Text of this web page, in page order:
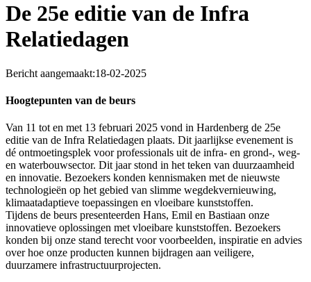
De 25e editie van de Infra
Relatiedagen
Bericht aangemaakt:18-02-2025
Hoogtepunten van de beurs
Van 11 tot en met 13 februari 2025 vond in Hardenberg de 25e
editie van de Infra Relatiedagen plaats. Dit jaarlijkse evenement is
dé ontmoetingsplek voor professionals uit de infra- en grond-, weg-
en waterbouwsector. Dit jaar stond in het teken van duurzaamheid
en innovatie. Bezoekers konden kennismaken met de nieuwste
technologieën op het gebied van slimme wegdekvernieuwing,
klimaatadaptieve toepassingen en vloeibare kunststoffen.
Tijdens de beurs presenteerden Hans, Emil en Bastiaan onze
innovatieve oplossingen met vloeibare kunststoffen. Bezoekers
konden bij onze stand terecht voor voorbeelden, inspiratie en advies
over hoe onze producten kunnen bijdragen aan veiligere,
duurzamere infrastructuurprojecten.